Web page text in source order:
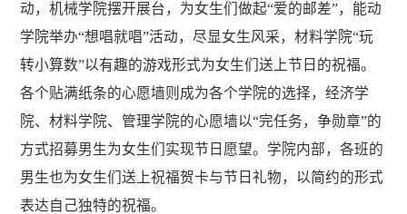
动，机械学院摆开展台，为女生们做起“爱的邮差”，能动
学院举办“想唱就唱”活动，尽显女生风采，材料学院“玩
转小算数”以有趣的游戏形式为女生们送上节日的祝福。
各个贴满纸条的心愿墙则成为各个学院的选择，经济学
院、材料学院、管理学院的心愿墙以“完任务，争勋章”的
方式招募男生为女生们实现节日愿望。学院内部，各班的
男生也为女生们送上祝福贺卡与节日礼物，以简约的形式
表达自己独特的祝福。